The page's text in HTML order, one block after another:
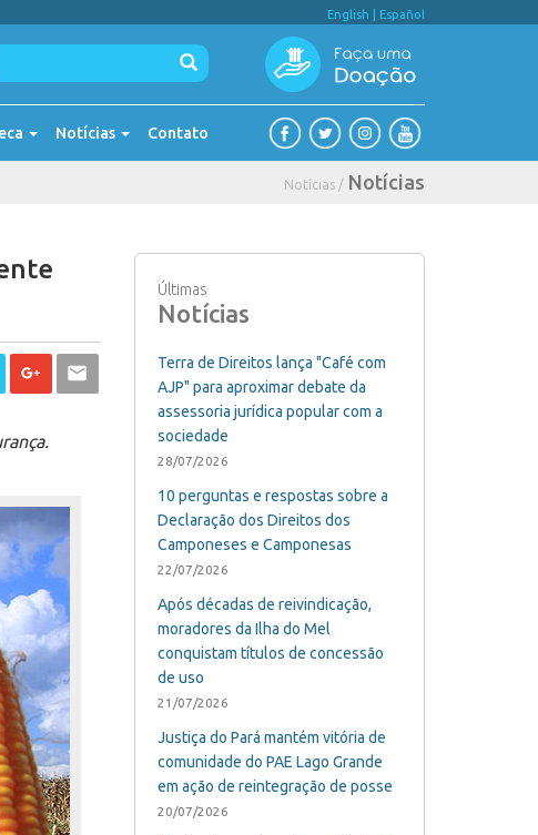
English Español
Notícias Contato
Notícias / Notícias
Últimas
Notícias
Terra de Direitos lança "Café com
AJP" para aproximar debate da
assessoria jurídica popular com a
sociedade
28/07/2026
10 perguntas e respostas sobre a
Declaração dos Direitos dos
Camponeses e Camponesas
22/07/2026
Após décadas de reivindicação,
moradores da Ilha do Mel
conquistam títulos de concessão
de uso
21/07/2026
Justiça do Pará mantém vitória de
comunidade do PAE Lago Grande
em ação de reintegração de posse
20/07/2026